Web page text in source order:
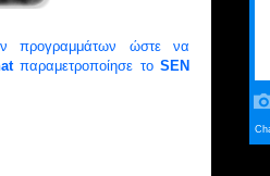
προγραμμάτων ώστε να
παραμετροποίησε τοSEN